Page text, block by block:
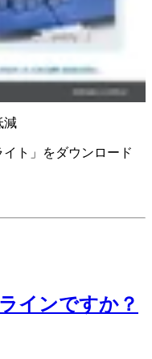
減
イト」をダウンロード
インですか？